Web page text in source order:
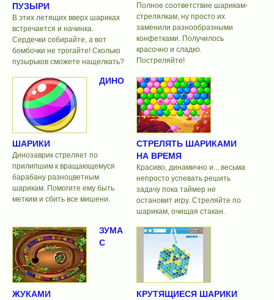
ПУЗЫРИ
В этих летящих вверх шариках
встречается и начинка.
Сердечки собирайте, а вот
бомбочки не трогайте! Сколько
пузырьков сможете нащелкать?
Полное соответствие шарикам-
стрелялкам, ну просто их
заменили разнообразными
конфетками. Получилось
красочно и сладко.
Постреляйте!
ДИНО
ШАРИКИ
Динозаврик стреляет по
прилипшим к вращающемуся
барабану разноцветным
шарикам. Помогите ему быть
метким и сбить все мишени.
СТРЕЛЯТЬ ШАРИКАМИ
НА ВРЕМЯ
Красиво, динамично и... весьма
непросто успевать решить
задачу пока таймер не
остановит игру. Стреляйте по
шарикам, очищая стакан.
ЗУМА
С
ЖУКАМИ КРУТЯЩИЕСЯ ШАРИКИ